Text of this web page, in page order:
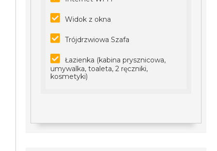
Widok z okna
Trójdrzwiowa Szafa
Łazienka (kabina prysznicowa,
umywalka, toaleta, 2 ręczniki,
kosmetyki)